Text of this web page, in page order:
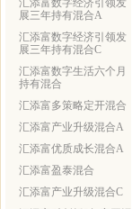
汇添富数字经济引领发
展三年持有混合A
汇添富数字经济引领发
展三年持有混合C
汇添富数字生活六个月
持有混合
汇添富多策略定开混合
汇添富产业升级混合A
汇添富优质成长混合A
汇添富盈泰混合
汇添富产业升级混合C